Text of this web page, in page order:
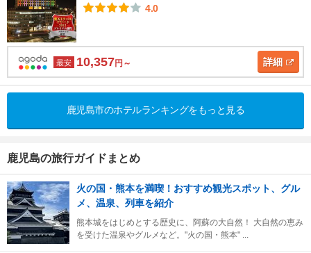
4.0
最安 10,357円～ 詳細
鹿児島市のホテルランキングをもっと見る
鹿児島の旅行ガイドまとめ
火の国・熊本を満喫！おすすめ観光スポット、グル
メ、温泉、列車を紹介
熊本城をはじめとする歴史に、阿蘇の大自然！ 大自然の恵み
を受けた温泉やグルメなど。"火の国・熊本" ...